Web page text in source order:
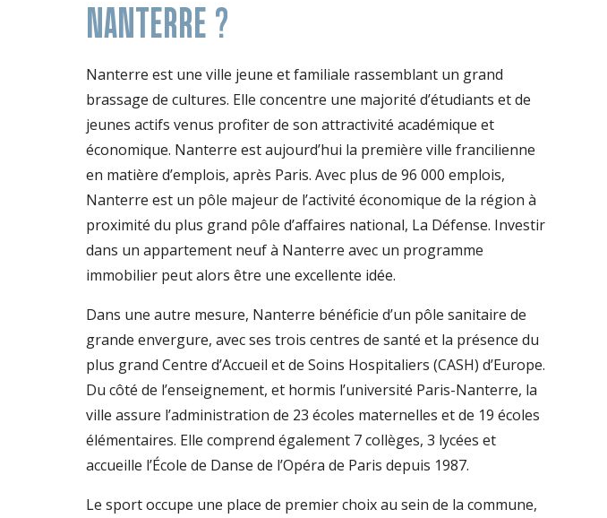
NANTERRE ?
Nanterre est une ville jeune et familiale rassemblant un grand
brassage de cultures. Elle concentre une majorité d’étudiants et de
jeunes actifs venus profiter de son attractivité académique et
économique. Nanterre est aujourd’hui la première ville francilienne
en matière d’emplois, après Paris. Avec plus de 96 000 emplois,
Nanterre est un pôle majeur de l’activité économique de la région à
proximité du plus grand pôle d’affaires national, La Défense. Investir
dans un appartement neuf à Nanterre avec un programme
immobilier peut alors être une excellente idée.
Dans une autre mesure, Nanterre bénéficie d’un pôle sanitaire de
grande envergure, avec ses trois centres de santé et la présence du
plus grand Centre d’Accueil et de Soins Hospitaliers (CASH) d’Europe.
Du côté de l’enseignement, et hormis l’université Paris-Nanterre, la
ville assure l’administration de 23 écoles maternelles et de 19 écoles
élémentaires. Elle comprend également 7 collèges, 3 lycées et
accueille l’École de Danse de l’Opéra de Paris depuis 1987.
Le sport occupe une place de premier choix au sein de la commune,